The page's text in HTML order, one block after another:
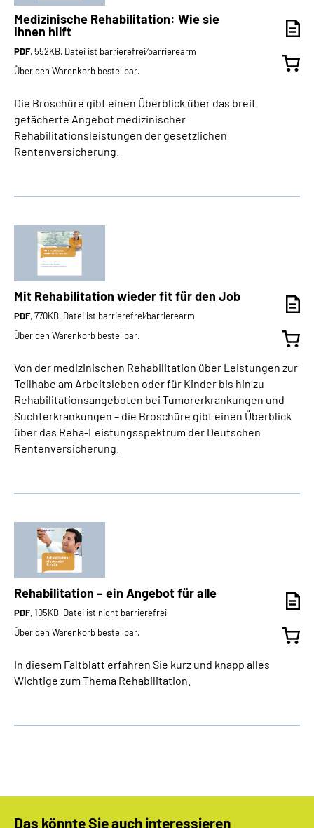
Medizinische Rehabilitation: Wie sie
Ihnen hilft
PDF, 552KB, Datei ist barrierefrei⁄barrierearm
Über den Warenkorb bestellbar.
Die Broschüre gibt einen Überblick über das breit
gefächerte Angebot medizinischer
Rehabilitationsleistungen der gesetzlichen
Rentenversicherung.
Mit Rehabilitation wieder fit für den Job
PDF, 770KB, Datei ist barrierefrei⁄barrierearm
Über den Warenkorb bestellbar.
Von der medizinischen Rehabilitation über Leistungen zur
Teilhabe am Arbeitsleben oder für Kinder bis hin zu
Rehabilitationsangeboten bei Tumorerkrankungen und
Suchterkrankungen – die Broschüre gibt einen Überblick
über das Reha-Leistungsspektrum der Deutschen
Rentenversicherung.
Rehabilitation – ein Angebot für alle
PDF, 105KB, Datei ist nicht barrierefrei
Über den Warenkorb bestellbar.
In diesem Faltblatt erfahren Sie kurz und knapp alles
Wichtige zum Thema Rehabilitation.
Das könnte Sie auch interessieren